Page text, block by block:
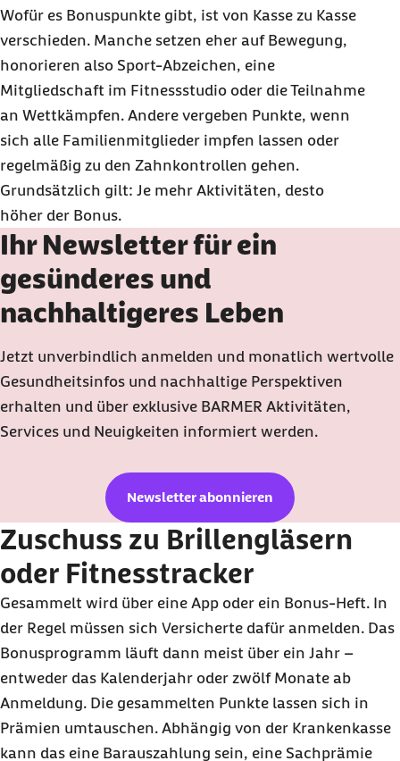
Wofür es Bonuspunkte gibt, ist von Kasse zu Kasse
verschieden. Manche setzen eher auf Bewegung,
honorieren also Sport-Abzeichen, eine
Mitgliedschaft im Fitnessstudio oder die Teilnahme
an Wettkämpfen. Andere vergeben Punkte, wenn
sich alle Familienmitglieder impfen lassen oder
regelmäßig zu den Zahnkontrollen gehen.
Grundsätzlich gilt: Je mehr Aktivitäten, desto
höher der Bonus.
Ihr Newsletter für ein
gesünderes und
nachhaltigeres Leben
Jetzt unverbindlich anmelden und monatlich wertvolle
Gesundheitsinfos und nachhaltige Perspektiven
erhalten und über exklusive BARMER Aktivitäten,
Services und Neuigkeiten informiert werden.
Newsletter abonnieren
Zuschuss zu Brillengläsern
oder Fitnesstracker
Gesammelt wird über eine App oder ein Bonus-Heft. In
der Regel müssen sich Versicherte dafür anmelden. Das
Bonusprogramm läuft dann meist über ein Jahr –
entweder das Kalenderjahr oder zwölf Monate ab
Anmeldung. Die gesammelten Punkte lassen sich in
Prämien umtauschen. Abhängig von der Krankenkasse
kann das eine Barauszahlung sein, eine Sachprämie